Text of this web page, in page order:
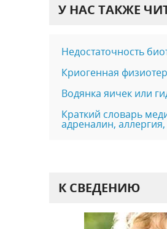
У НАС ТАКЖЕ
Недостаточность
Криогенная
Водянка яичек или
Краткий словарь
адреналин,
К СВЕДЕНИЮ